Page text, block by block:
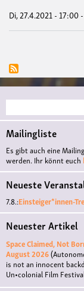
Di, 27.4.2021 - 17:00-
Suche
Mailingliste
Es gibt auch eine
werden. Ihr könnt euch
Neueste
7.8.:Einsteiger*innen-
Neuester Artikel
Space Claimed, Not
August 2026
is not an innocent
Un•colonial Film